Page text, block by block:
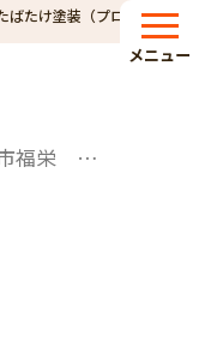
ばたけ塗装（プロタイム
メニュー
市川市福栄 O様邸 から 船橋市芝山現場 ご紹介いただきました！